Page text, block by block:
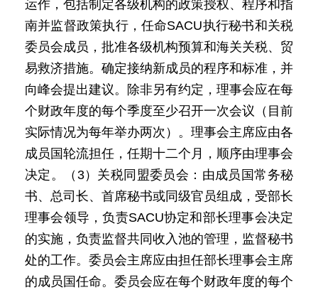
运作，包括制定各级机构的政策授权、程序和指
南并监督政策执行，任命SACU执行秘书和关税
委员会成员，批准各级机构预算和海关关税、贸
易救济措施。确定接纳新成员的程序和标准，并
向峰会提出建议。除非另有约定，理事会应在每
个财政年度的每个季度至少召开一次会议（目前
实际情况为每年举办两次）。理事会主席应由各
成员国轮流担任，任期十二个月，顺序由理事会
决定。（3）关税同盟委员会：由成员国常务秘
书、总司长、首席秘书或同级官员组成，受部长
理事会领导，负责SACU协定和部长理事会决定
的实施，负责监督共同收入池的管理，监督秘书
处的工作。委员会主席应由担任部长理事会主席
的成员国任命。委员会应在每个财政年度的每个